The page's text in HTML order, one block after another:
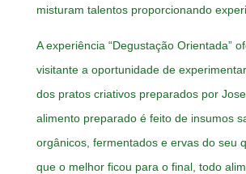
misturam talentos proporcionando
A experiência “Degustação Orientada”
visitante a oportunidade de
dos pratos criativos preparados por
alimento preparado é feito de insumos
orgânicos, fermentados e ervas do seu
que o melhor ficou para o final, todo